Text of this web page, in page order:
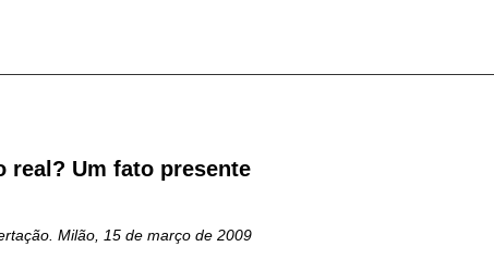
real? Um fato presente
Milão, 15 de março de 2009